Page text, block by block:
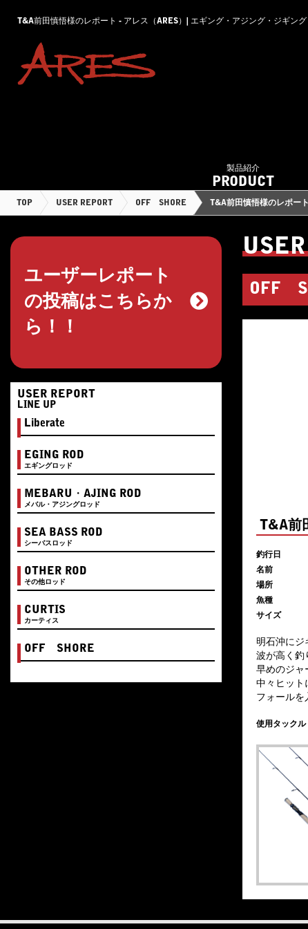
T&A前田慎悟様のレポート - アレス（ARES）| エギング・アジング・ジギン
製品紹介
PRODUCT
TOP USER REPORT OFF SHORE T&A前田慎悟様のレポート
ユーザーレポート
の投稿はこちらか
ら！！
USER REPORT
LINE UP
Liberate
EGING ROD
エギングロッド
MEBARU・AJING ROD
メバル・アジングロッド
SEA BASS ROD
シーバスロッド
OTHER ROD
その他ロッド
CURTIS
カーティス
OFF SHORE
OFF
T&A前
釣行日
名前
場所
魚種
サイズ
明石沖にジ
波が高く釣
早めのジャ
中々ヒット
フォールを
使用タックル